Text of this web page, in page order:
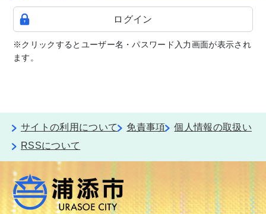
ログイン
※クリックするとユーザー名・パスワード入力画面が表示され
ます。
サイトの利用について 免責事項
個人情報の取扱い
RSSについて